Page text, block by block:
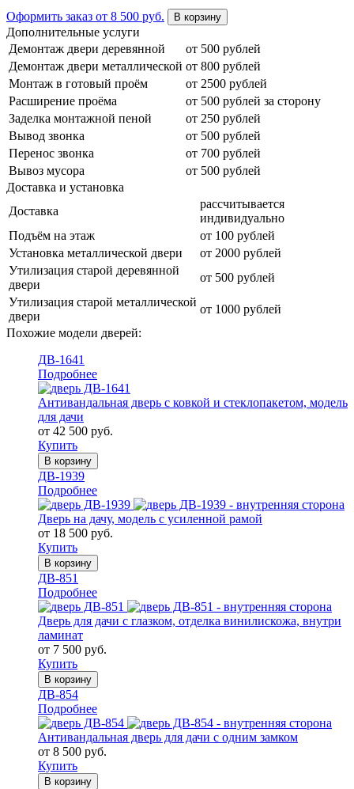
Оформить заказ от 8 500 руб. В корзину
Дополнительные услуги
Демонтаж двери деревянной
от 500 рублей
Демонтаж двери металлической от 800 рублей
Монтаж в готовый проём
от 2500 рублей
Расширение проёма
от 500 рублей за сторону
Заделка монтажной пеной
от 250 рублей
Вывод звонка
от 500 рублей
Перенос звонка
от 700 рублей
Вывоз мусора
от 500 рублей
Доставка и установка
Доставка
рассчитывается
индивидуально
Подъём на этаж
от 100 рублей
Установка металлической двери
от 2000 рублей
Утилизация старой деревянной
двери
от 500 рублей
Утилизация старой металлической
двери
от 1000 рублей
Похожие модели дверей:
ДВ-1641
Подробнее
Антивандальная дверь с ковкой и стеклопакетом, модель
для дачи
от 42 500 руб.
Купить
В корзину
ДВ-1939
Подробнее
Дверь на дачу, модель с усиленной рамой
от 18 500 руб.
Купить
В корзину
ДВ-851
Подробнее
Дверь для дачи с глазком, отделка винилискожа, внутри
ламинат
от 7 500 руб.
Купить
В корзину
ДВ-854
Подробнее
Антивандальная дверь для дачи с одним замком
от 8 500 руб.
Купить
В корзину